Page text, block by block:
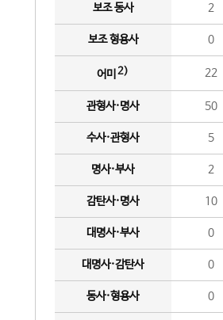
보조 동사 2
보조 형용사 0
어미 2) 22
관형사·명사 50
수사·관형사 5
명사·부사 2
감탄사·명사 10
대명사·부사 0
대명사·감탄사 0
동사·형용사 0